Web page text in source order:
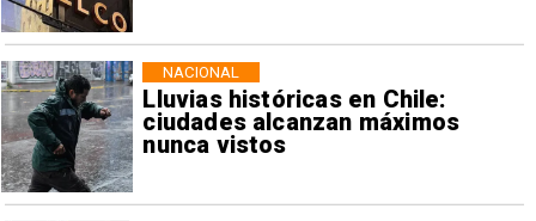
Lluvias históricas en Chile:
ciudades alcanzan máximos
nunca vistos
NACIONAL